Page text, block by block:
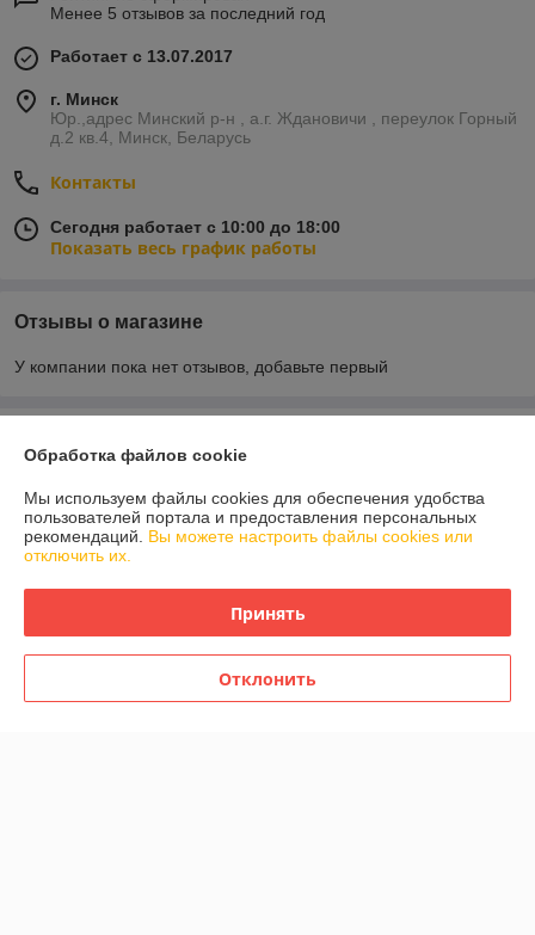
Менее 5 отзывов за последний год
Работает с 13.07.2017
г. Минск
Юр.,адрес Минский р-н , а.г. Ждановичи , переулок Горный
д.2 кв.4, Минск, Беларусь
Контакты
Сегодня работает с 10:00 до 18:00
Показать весь график работы
Отзывы о магазине
У компании пока нет отзывов, добавьте первый
Контакты
Доставка и оплата
Полная версия сайта
Обработка файлов cookie
Мы используем файлы cookies для обеспечения удобства
пользователей портала и предоставления персональных
рекомендаций. Вы можете настроить файлы cookies или
отключить их.
Принять
Отклонить